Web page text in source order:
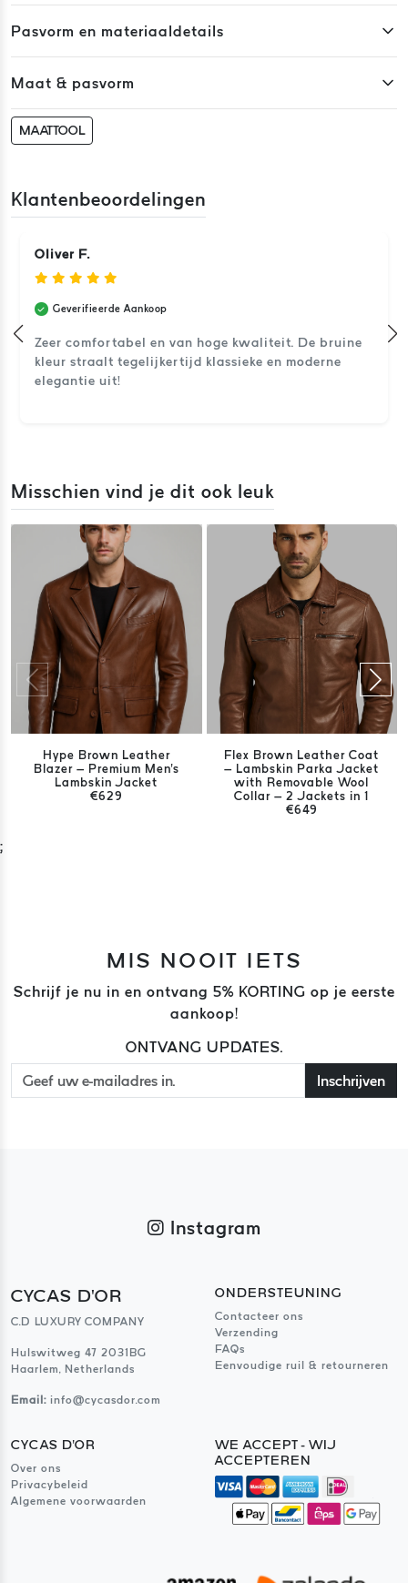
Pasvorm en materiaaldetails
Maat & pasvorm
MAATTOOL
Klantenbeoordelingen
Oliver F.
Geverifieerde Aankoop
Zeer comfortabel en van hoge kwaliteit. De bruine
kleur straalt tegelijkertijd klassieke en moderne
elegantie uit!
Misschien vind je dit ook leuk
Hype Brown Leather
Blazer – Premium Men's
Lambskin Jacket
€629
Flex Brown Leather Coat
– Lambskin Parka Jacket
with Removable Wool
Collar – 2 Jackets in 1
€649
;
MIS NOOIT IETS
Schrijf je nu in en ontvang 5% KORTING op je eerste
aankoop!
ONTVANG UPDATES.
Inschrijven
Instagram
CYCAS D'OR
C.D LUXURY COMPANY
Hulswitweg 47 2031BG
Haarlem, Netherlands
Email: info@cycasdor.com
ONDERSTEUNING
Contacteer ons
Verzending
FAQs
Eenvoudige ruil & retourneren
CYCAS D'OR
Over ons
Privacybeleid
Algemene voorwaarden
WE ACCEPT - WIJ
ACCEPTEREN